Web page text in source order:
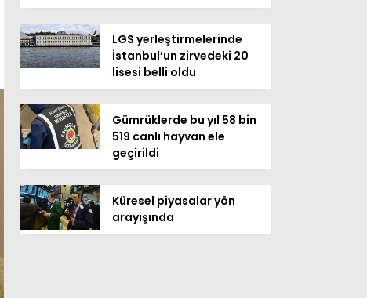
LGS yerleştirmelerinde
İstanbul’un zirvedeki 20
lisesi belli oldu
Gümrüklerde bu yıl 58 bin
519 canlı hayvan ele
geçirildi
Küresel piyasalar yön
arayışında